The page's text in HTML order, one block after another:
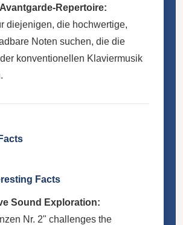
Repertoire:
diejenigen, die hochwertige,
Noten suchen, die die
konventionellen Klaviermusik
Facts
Sound Exploration:
Nr. 2" challenges the